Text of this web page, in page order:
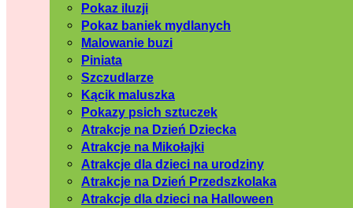
Pokaz iluzji
Pokaz baniek mydlanych
Malowanie buzi
Piniata
Szczudlarze
Kącik maluszka
Pokazy psich sztuczek
Atrakcje na Dzień Dziecka
Atrakcje na Mikołajki
Atrakcje dla dzieci na urodziny
Atrakcje na Dzień Przedszkolaka
Atrakcje dla dzieci na Halloween